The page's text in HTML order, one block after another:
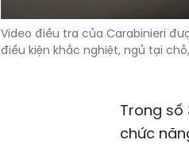
Video điều tra của Carabinieri
điều kiện khắc nghiệt, ngủ tại
Trong số
chức